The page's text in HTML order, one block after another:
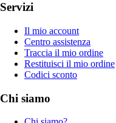
Servizi
Il mio account
Centro assistenza
Traccia il mio ordine
Restituisci il mio ordine
Codici sconto
Chi siamo